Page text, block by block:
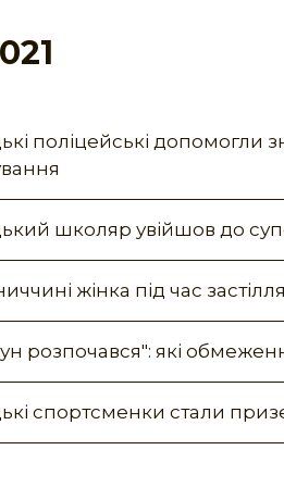
поліцейські допомогли
школяр увійшов до
жінка під час
розпочався": які
спортсменки стали